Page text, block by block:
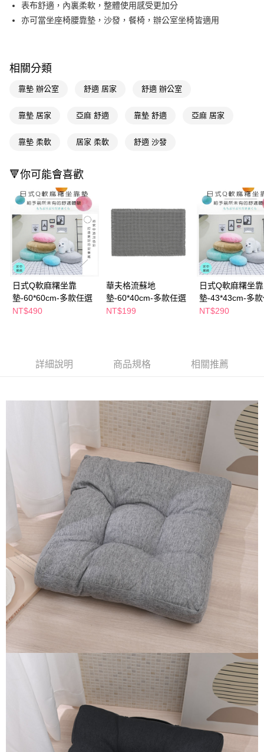
Apple Pay
Google Pay
相關說明
便利好安心！
２．便利：只要手機號碼，簡訊認證，即可結帳。
３．安心：先確認商品／服務後，再付款。
【「AFTEE先享後付」結帳流程】
１．於結帳方式選擇「AFTEE先享後付」後，將跳轉至「AFTEE先享後付」
結帳頁面，進行簡訊認證並確認金額後，即可完成結帳。
２．訂單成立數日內，您將收到繳費通知簡訊。
３．收到繳費通知簡訊後14天內，點擊此簡訊中的連結，可透過四大超商／
ATM／網路銀行／等多元方式進行付款，方視為交易完成。
※ 請注意：結帳手續完成當下不需立刻繳費，但若您需要取消訂單，請聯絡
購買商品的店家。未經商家同意取消之訂單仍視為有效，需透過AFTEE先享
後付繳納相關費用。
※ 交易是否成功請以「AFTEE先享後付 」之結帳頁面顯示為準，若有關於
客戶支援中心」
https://netprotections.freshdesk.com/support/home
易，需依本服務之必要範圍內提供個人資料，並將交易相關給付款項請求債
權轉讓予恩沛科技股份有限公司。
３．未成年的使用者請事先徵得法定代理人或監護人之同意方可使用
「AFTEE先享後付」，若未經同意申辦者引起之損失，本公司不負相關責
４．使用「AFTEE先享後付」時，將依據個別帳號之用戶狀況，依本公司即
時審查核予不同之上限額度；若仍有額度不足之情形，本公司將視審查結果
請求用戶進行身份認證。
５．嚴禁一人註冊多個帳號或使用他人資訊註冊。若發現惡意使用之情形，
恩沛科技股份有限公司將有權停止該用戶之使用額度並採取法律行動。
全家取貨付款
每筆NT$65，滿NT$390(含以上)免運費
付款後全家取貨
每筆NT$65，滿NT$390(含以上)免運費
萊爾富取貨付款
每筆NT$65，滿NT$490(含以上)免運費
付款後萊爾富取貨
每筆NT$65，滿NT$490(含以上)免運費
付款後7-11取貨
每筆NT$100，滿NT$790(含以上)免運費
付款後寶雅門市自取(由倉庫統一出貨)
每筆NT$80，滿NT$290(含以上)免運費
表布舒適，內裏柔軟，整體使用感受更加分
亦可當坐座椅腰靠墊，沙發，餐椅，辦公室坐椅皆適用
相關分類
靠墊 辦公室 舒適 居家 舒適 辦公室
靠墊 居家 亞麻 舒適 靠墊 舒適 亞麻 居家
靠墊 柔軟 居家 柔軟 舒適 沙發
🔻你可能會喜歡
日式Q軟麻糬坐靠
墊-60*60cm-多款任選
NT$490
華夫格流蘇地
墊-60*40cm-多款任選
NT$199
日式Q軟麻糬坐靠
墊-43*43cm-多
NT$290
詳細說明 商品規格 相關推薦